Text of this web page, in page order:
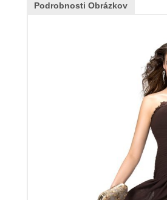
Podrobnosti Obrázkov